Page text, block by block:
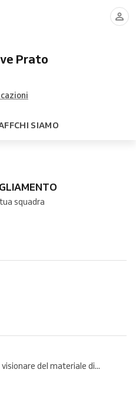
Prato
CHI SIAMO
squadra
del materiale di...